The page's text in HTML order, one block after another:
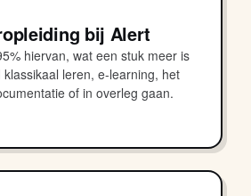
bij Alert
hiervan, wat een stuk meer is
leren, e-learning, het
of in overleg gaan.